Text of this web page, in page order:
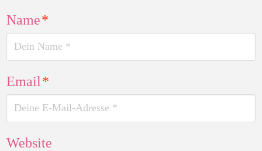
Name*
Email*
Website